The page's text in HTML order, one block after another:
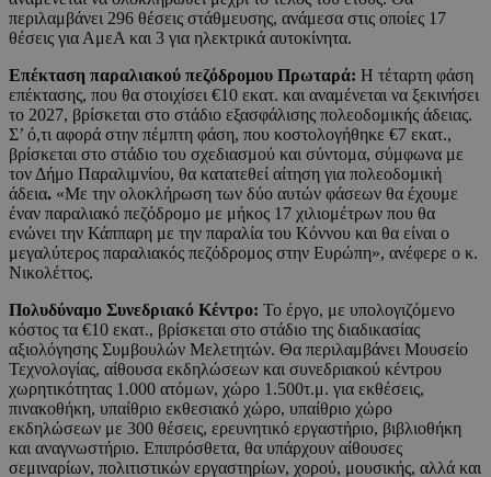
περιλαμβάνει 296 θέσεις στάθμευσης, ανάμεσα στις οποίες 17
θέσεις για ΑμεΑ και 3 για ηλεκτρικά αυτοκίνητα.
Επέκταση παραλιακού πεζόδρομου Πρωταρά: Η τέταρτη φάση
επέκτασης, που θα στοιχίσει €10 εκατ. και αναμένεται να ξεκινήσει
το 2027, βρίσκεται στο στάδιο εξασφάλισης πολεοδομικής άδειας.
Σ’ ό,τι αφορά στην πέμπτη φάση, που κοστολογήθηκε €7 εκατ.,
βρίσκεται στο στάδιο του σχεδιασμού και σύντομα, σύμφωνα με
τον Δήμο Παραλιμνίου, θα κατατεθεί αίτηση για πολεοδομική
άδεια. «Με την ολοκλήρωση των δύο αυτών φάσεων θα έχουμε
έναν παραλιακό πεζόδρομο με μήκος 17 χιλιομέτρων που θα
ενώνει την Κάππαρη με την παραλία του Κόννου και θα είναι ο
μεγαλύτερος παραλιακός πεζόδρομος στην Ευρώπη», ανέφερε ο κ.
Νικολέττος.
Πολυδύναμο Συνεδριακό Κέντρο: Το έργο, με υπολογιζόμενο
κόστος τα €10 εκατ., βρίσκεται στο στάδιο της διαδικασίας
αξιολόγησης Συμβουλών Μελετητών. Θα περιλαμβάνει Μουσείο
Τεχνολογίας, αίθουσα εκδηλώσεων και συνεδριακού κέντρου
χωρητικότητας 1.000 ατόμων, χώρο 1.500τ.μ. για εκθέσεις,
πινακοθήκη, υπαίθριο εκθεσιακό χώρο, υπαίθριο χώρο
εκδηλώσεων με 300 θέσεις, ερευνητικό εργαστήριο, βιβλιοθήκη
και αναγνωστήριο. Επιπρόσθετα, θα υπάρχουν αίθουσες
σεμιναρίων, πολιτιστικών εργαστηρίων, χορού, μουσικής, αλλά και